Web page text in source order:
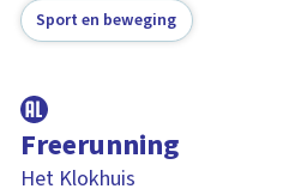
Sport en beweging
Freerunning
Het Klokhuis